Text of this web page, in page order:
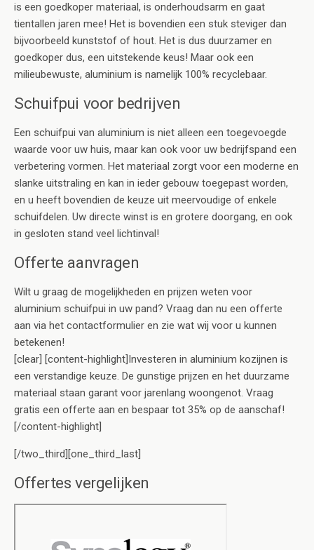
is een goedkoper materiaal, is onderhoudsarm en gaat
tientallen jaren mee! Het is bovendien een stuk steviger dan
bijvoorbeeld kunststof of hout. Het is dus duurzamer en
goedkoper dus, een uitstekende keus! Maar ook een
milieubewuste, aluminium is namelijk 100% recyclebaar.
Schuifpui voor bedrijven
Een schuifpui van aluminium is niet alleen een toegevoegde
waarde voor uw huis, maar kan ook voor uw bedrijfspand een
verbetering vormen. Het materiaal zorgt voor een moderne en
slanke uitstraling en kan in ieder gebouw toegepast worden,
en u heeft bovendien de keuze uit meervoudige of enkele
schuifdelen. Uw directe winst is en grotere doorgang, en ook
in gesloten stand veel lichtinval!
Offerte aanvragen
Wilt u graag de mogelijkheden en prijzen weten voor
aluminium schuifpui in uw pand? Vraag dan nu een offerte
aan via het contactformulier en zie wat wij voor u kunnen
betekenen!
[clear] [content-highlight]Investeren in aluminium kozijnen is
een verstandige keuze. De gunstige prijzen en het duurzame
materiaal staan garant voor jarenlang woongenot. Vraag
gratis een offerte aan en bespaar tot 35% op de aanschaf!
[/content-highlight]
[/two_third][one_third_last]
Offertes vergelijken